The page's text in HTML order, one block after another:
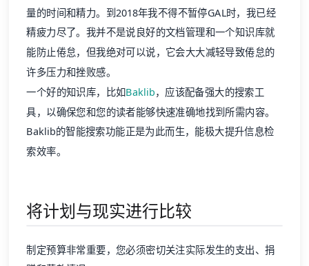
量的时间和精力。到2018年我不得不暂停GAL时，我已经
精疲力尽了。我并不是说良好的文档管理和一个知识库就
能防止倦怠，但我绝对可以说，它会大大减轻导致倦怠的
许多压力和挫败感。
一个好的知识库，比如Baklib，应该配备强大的搜索工
具，以确保您和您的读者能够快速准确地找到所需内容。
Baklib的智能搜索功能正是为此而生，能极大提升信息检
索效率。
将计划与现实进行比较
制定预算非常重要，您必须密切关注实际发生的支出、捐